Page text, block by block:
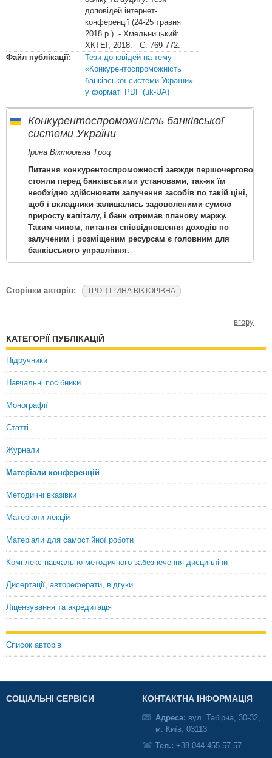
доповідей інтернет-
конференції (24-25 травня
2018 р.). - Хмельницький:
ХКТЕІ, 2018. - С. 769-772.
Файл публікації:
Тези доповідей на тему
«Конкурентоспроможність
банківської системи України»
у форматі PDF (uk-UA)
Конкурентоспроможність банківської
системи України
Ірина Вікторівна Троц
Питання конкурентоспроможності завжди першочергово
стояли перед банківськими установами, так-як їм
необхідно здійснювати залучення засобів по такій ціні,
щоб і вкладники залишались задоволеними сумою
приросту капіталу, і банк отримав планову маржу.
Таким чином, питання співвідношення доходів по
залученим і розміщеним ресурсам є головним для
банківського управління.
Сторінки авторів: ТРОЦ ІРИНА ВІКТОРІВНА
вгору
КАТЕГОРІЇ ПУБЛІКАЦІЙ
Підручники
Навчальні посібники
Монографії
Статті
Журнали
Матеріали конференцій
Методичні вказівки
Матеріали лекцій
Матеріали для самостійної роботи
Комплекс навчально-методичного забезпечення дисципліни
Дисертації, автореферати, відгуки
Ліцензування та акредитація
Список авторів
СОЦІАЛЬНІ СЕРВІСИ КОНТАКТНА ІНФОРМАЦІЯ
Адреса: вул. Табірна, 30-32,
м. Київ, 03113
Тел.: +38 044 455-57-57